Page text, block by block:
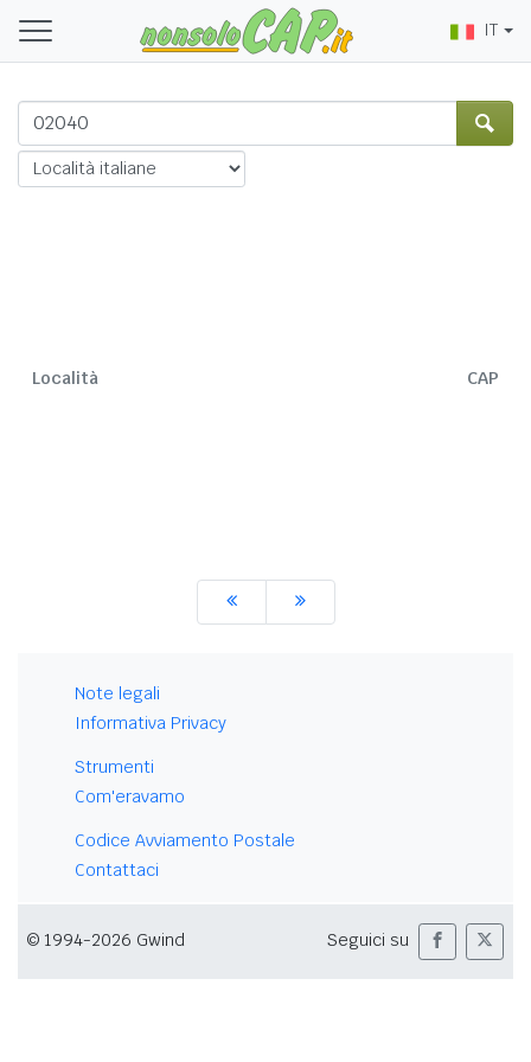
IT
Località CAP
Note legali
Informativa Privacy
Strumenti
Com'eravamo
Codice Avviamento Postale
Contattaci
© 1994-2026 Gwind Seguici su